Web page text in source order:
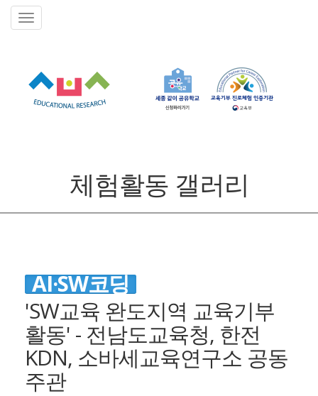
체험활동 갤러리
AI·SW코딩
'SW교육 완도지역 교육기부
활동' - 전남도교육청, 한전
KDN, 소바세교육연구소 공동
주관